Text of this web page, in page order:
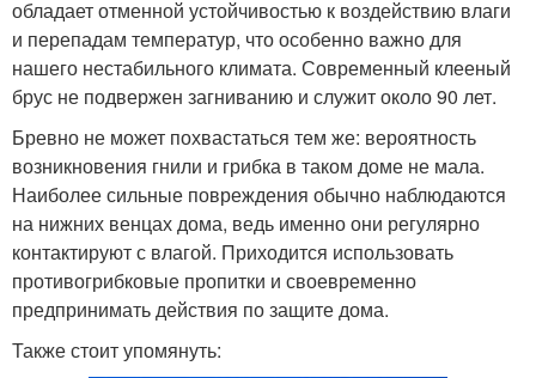
обладает отменной устойчивостью к воздействию влаги
и перепадам температур, что особенно важно для
нашего нестабильного климата. Современный клееный
брус не подвержен загниванию и служит около 90 лет.
Бревно не может похвастаться тем же: вероятность
возникновения гнили и грибка в таком доме не мала.
Наиболее сильные повреждения обычно наблюдаются
на нижних венцах дома, ведь именно они регулярно
контактируют с влагой. Приходится использовать
противогрибковые пропитки и своевременно
предпринимать действия по защите дома.
Также стоит упомянуть: